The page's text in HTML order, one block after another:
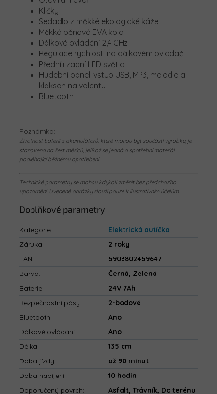
Klíčky
Sedadlo z měkké ekologické káže
Měkká pěnová EVA kola
Dálkové ovládání 2,4 GHz
Regulace rychlosti na dálkovém ovladači
Přední i zadní LED světla
Hudební panel: vstup USB, MP3, melodie a
klakson na volantu
Bluetooth
Poznámka:
Životnost baterií a akumulátorů, které mohou být součástí výrobku, je
stanovena na šest měsíců, jelikož se jedná o spotřební materiál
podléhající běžnému opotřebení.
Technické parametry se mohou kdykoli změnit bez předchozího
upozornění. Uvedené obrázky slouží pouze k ilustrativním účelům.
Doplňkové parametry
Kategorie:
Elektrická autíčka
Záruka:
2 roky
EAN:
5903802459647
Barva:
Černá, Zelená
Baterie:
24V 7Ah
Bezpečnostní pásy:
2-bodové
Bluetooth:
Ano
Dálkové ovládání:
Ano
Délka:
135 cm
Doba jízdy:
až 90 minut
Doba nabíjení:
10 hodin
Doporučený povrch:
Asfalt, Trávník, Do terénu